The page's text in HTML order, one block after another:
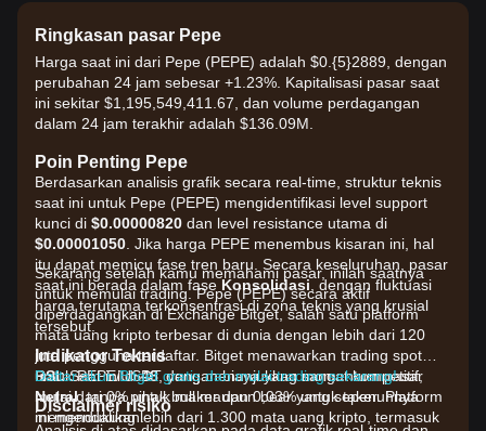
Ringkasan pasar Pepe
Harga saat ini dari Pepe (PEPE) adalah $0.{​5}2889, dengan
perubahan 24 jam sebesar +1.23%. Kapitalisasi pasar saat
ini sekitar $1,195,549,411.67, dan volume perdagangan
dalam 24 jam terakhir adalah $136.09M.
Poin Penting Pepe
Berdasarkan analisis grafik secara real-time, struktur teknis
saat ini untuk Pepe (PEPE) mengidentifikasi level support
kunci di $0.00000820 dan level resistance utama di
$0.00001050 . Jika harga PEPE menembus kisaran ini, hal
itu dapat memicu fase tren baru. Secara keseluruhan, pasar
saat ini berada dalam fase Konsolidasi , dengan fluktuasi
harga terutama terkonsentrasi di zona teknis yang krusial
tersebut.
Indikator Teknis
RSI:Saat ini di48, yang menunjukkan momentum pasar
Netral, tanpa pihak bull maupun bear yang sepenuhnya
mengendalikan.
Sekarang setelah kamu memahami pasar, inilah saatnya
untuk memulai trading. Pepe (PEPE) secara aktif
diperdagangkan di Exchange Bitget, salah satu platform
mata uang kripto terbesar di dunia dengan lebih dari 120
juta pengguna terdaftar. Bitget menawarkan trading spot
untuk PEPE/USDT dengan biaya yang sangat kompetitif,
mulai dari 0% untuk maker dan 0,03% untuk taker. Platform
ini mendukung lebih dari 1.300 mata uang kripto, termasuk
Daftar akun Bitget gratis dan mulai trading sekarang!
Disclaimer risiko